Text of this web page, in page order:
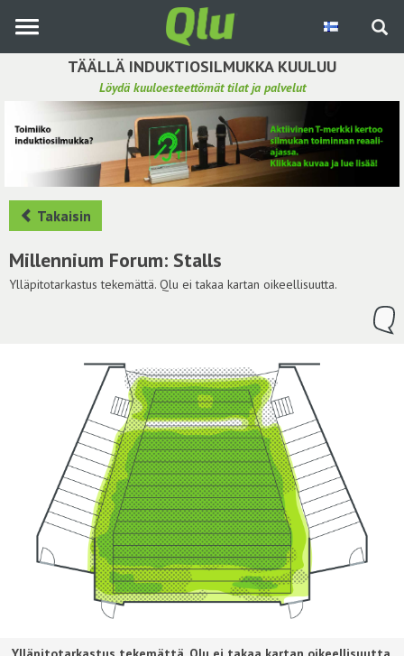
pääsisältöön
TÄÄLLÄ INDUKTIOSILMUKKA KUULUU
Löydä kuuloesteettömät tilat ja palvelut
Etsi induktiosilmukka
Tee ehdotus ja vaikuta kuulemiskokemukseen
Hae ehdotuksia
Käyttöohje
Yhteydenottopyyntö
Takaisin
Millennium Forum: Stalls
Ylläpitotarkastus tekemättä. Qlu ei takaa kartan oikeellisuutta.